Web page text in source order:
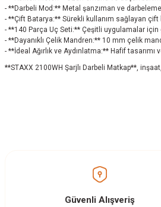
- **Darbeli Mod:** Metal şanzıman ve
- **Çift Batarya:** Sürekli kullanım sağlayan
- **140 Parça Uç Seti:** Çeşitli uygulamalar için
- **Dayanıklı Çelik Mandren:** 10 mm çelik
- **İdeal Ağırlık ve Aydınlatma:** Hafif
**STAXX 2100WH Şarjlı Darbeli Matkap**,
Ürün açıklamasında eksik bilgiler bulunuyor.
Güvenli Alışveriş